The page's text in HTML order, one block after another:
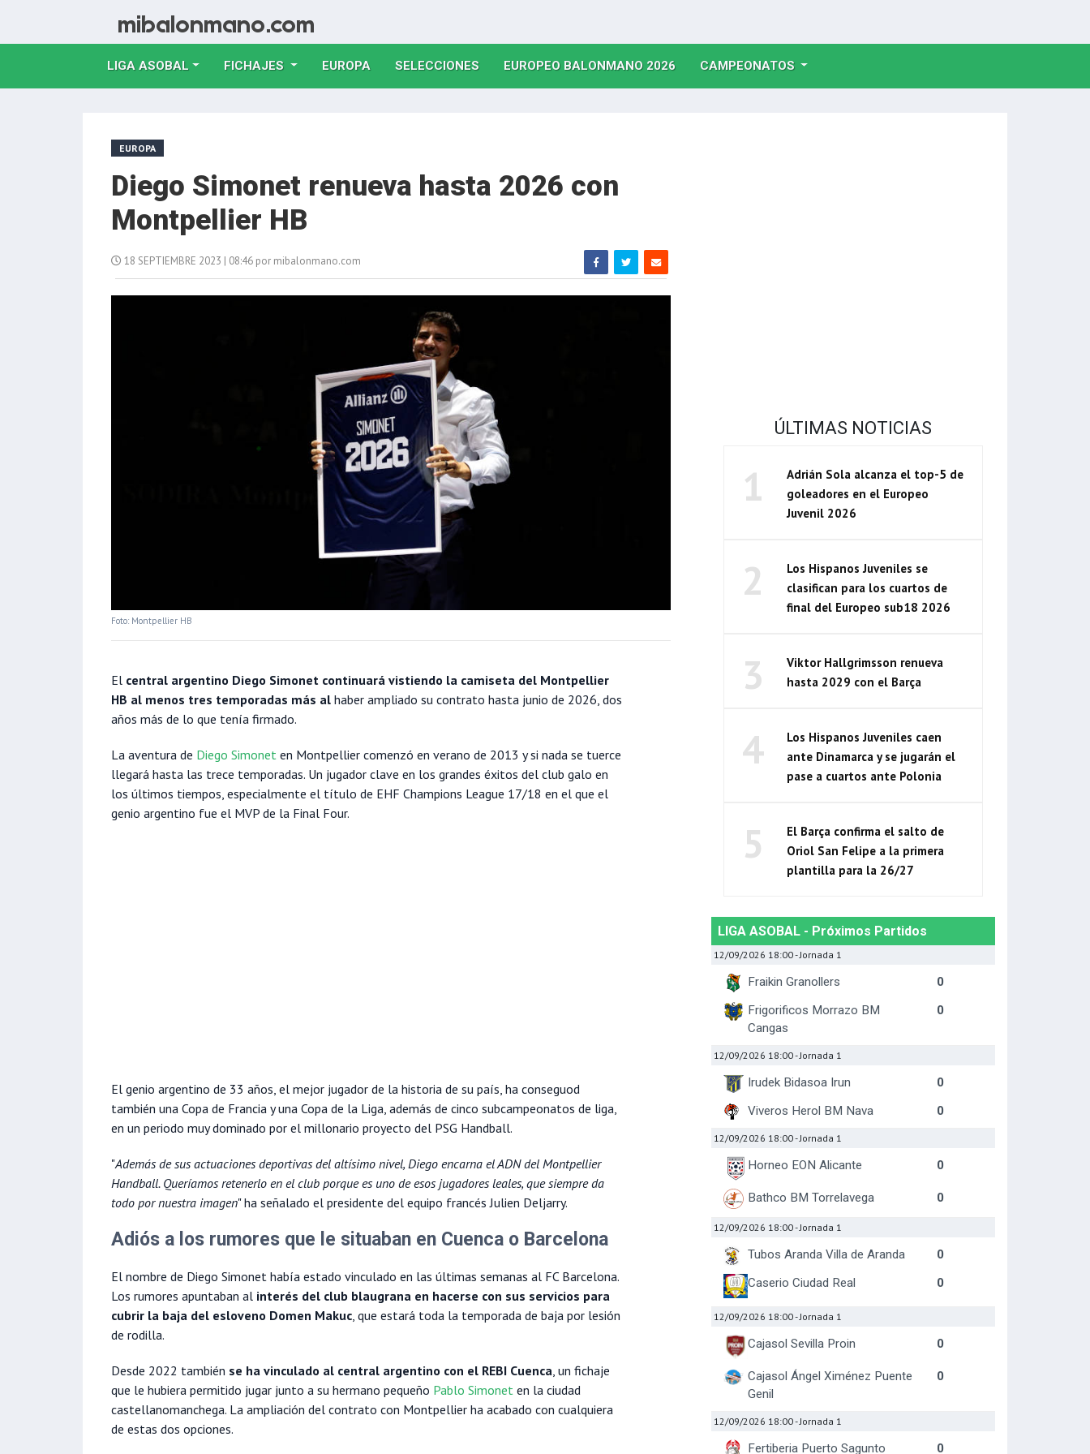
LIGA ASOBAL FICHAJES EUROPA(CURRENT)
SELECCIONES(CURRENT)
EUROPEO BALONMANO 2026(CURRENT)
CAMPEONATOS
EUROPA
Diego Simonet renueva hasta 2026 con
Montpellier HB
18 SEPTIEMBRE 2023 | 08:46 por mibalonmano.com
Foto: Montpellier HB
El central argentino Diego Simonet continuará vistiendo la camiseta del Montpellier
HB al menos tres temporadas más al haber ampliado su contrato hasta junio de 2026, dos
años más de lo que tenía firmado.
La aventura de Diego Simonet en Montpellier comenzó en verano de 2013 y si nada se tuerce
llegará hasta las trece temporadas. Un jugador clave en los grandes éxitos del club galo en
los últimos tiempos, especialmente el título de EHF Champions League 17/18 en el que el
genio argentino fue el MVP de la Final Four.
El genio argentino de 33 años, el mejor jugador de la historia de su país, ha conseguod
también una Copa de Francia y una Copa de la Liga, además de cinco subcampeonatos de liga,
en un periodo muy dominado por el millonario proyecto del PSG Handball.
"Además de sus actuaciones deportivas del altísimo nivel, Diego encarna el ADN del Montpellier
Handball. Queríamos retenerlo en el club porque es uno de esos jugadores leales, que siempre da
todo por nuestra imagen" ha señalado el presidente del equipo francés Julien Deljarry.
Adiós a los rumores que le situaban en Cuenca o Barcelona
El nombre de Diego Simonet había estado vinculado en las últimas semanas al FC Barcelona.
Los rumores apuntaban al interés del club blaugrana en hacerse con sus servicios para
cubrir la baja del esloveno Domen Makuc, que estará toda la temporada de baja por lesión
de rodilla.
Desde 2022 también se ha vinculado al central argentino con el REBI Cuenca, un fichaje
que le hubiera permitido jugar junto a su hermano pequeño Pablo Simonet en la ciudad
castellanomanchega. La ampliación del contrato con Montpellier ha acabado con cualquiera
de estas dos opciones.
ÚLTIMAS NOTICIAS
1
Adrián Sola alcanza el top-5 de
goleadores en el Europeo
Juvenil 2026
2
Los Hispanos Juveniles se
clasifican para los cuartos de
final del Europeo sub18 2026
3
Viktor Hallgrimsson renueva
hasta 2029 con el Barça
4
Los Hispanos Juveniles caen
ante Dinamarca y se jugarán el
pase a cuartos ante Polonia
5
El Barça confirma el salto de
Oriol San Felipe a la primera
plantilla para la 26/27
LIGA ASOBAL - Próximos Partidos
12/09/2026 18:00- Jornada 1
Fraikin Granollers
0
Frigorificos Morrazo BM
Cangas
0
12/09/2026 18:00- Jornada 1
Irudek Bidasoa Irun
0
Viveros Herol BM Nava
0
12/09/2026 18:00- Jornada 1
Horneo EON Alicante 0
Bathco BM Torrelavega 0
12/09/2026 18:00- Jornada 1
Tubos Aranda Villa de Aranda
0
Caserio Ciudad Real
0
12/09/2026 18:00- Jornada 1
Cajasol Sevilla Proin 0
Cajasol Ángel Ximénez Puente
Genil
0
12/09/2026 18:00- Jornada 1
Fertiberia Puerto Sagunto
0